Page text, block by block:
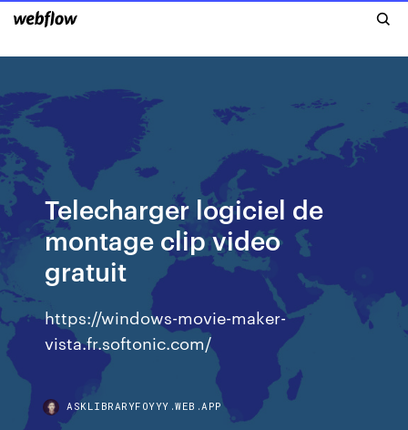
Telecharger logiciel de
montage clip video
gratuit
https://windows-movie-maker-
vista.fr.softonic.com/
ASKLIBRARYFOYYY.WEB.APP